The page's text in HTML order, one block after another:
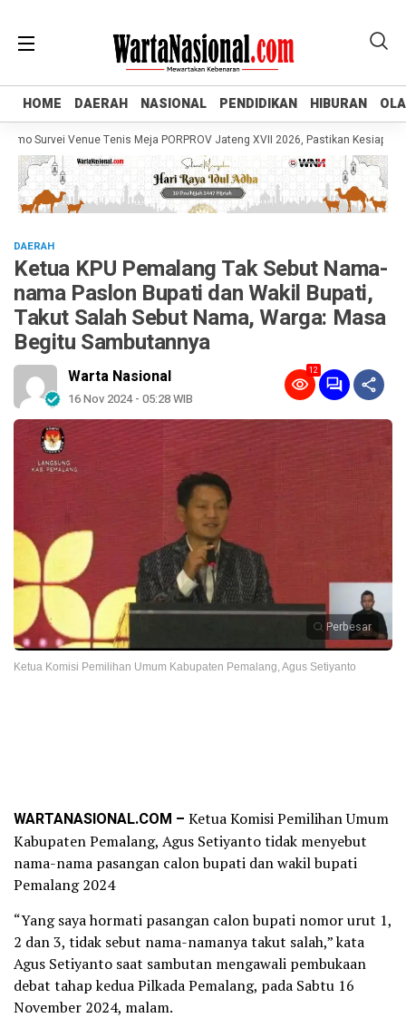
HOME DAERAH NASIONAL PENDIDIKAN HIBURAN
HOME DAERAH NASIONAL PENDIDIKAN HIBURAN
Venue Tenis Meja PORPROV Jateng XVII 2026, Pastikan Kesiapan dan
DAERAH
Ketua KPU Pemalang Tak Sebut Nama-
nama Paslon Bupati dan Wakil Bupati,
Takut Salah Sebut Nama, Warga: Masa
Begitu Sambutannya
Warta Nasional
16 Nov 2024 - 05:28 WIB
12
Perbesar
Ketua Komisi Pemilihan Umum Kabupaten Pemalang, Agus Setiyanto
WARTANASIONAL.COM – Ketua Komisi Pemilihan Umum
Kabupaten Pemalang, Agus Setiyanto tidak menyebut
nama-nama pasangan calon bupati dan wakil bupati
Pemalang 2024
“Yang saya hormati pasangan calon bupati nomor urut 1,
2 dan 3, tidak sebut nama-namanya takut salah,” kata
Agus Setiyanto saat sambutan mengawali pembukaan
debat tahap kedua Pilkada Pemalang, pada Sabtu 16
November 2024, malam.